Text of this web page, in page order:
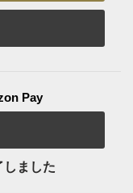
Pay
しました